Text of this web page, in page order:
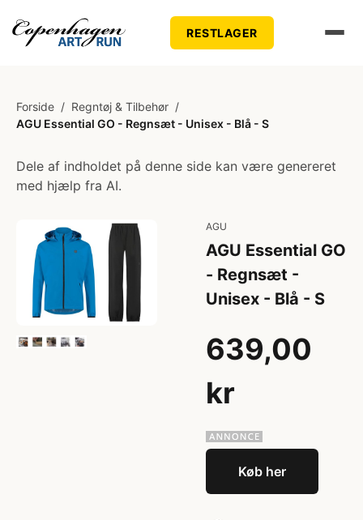
RESTLAGER
Forside / Regntøj & Tilbehør /
AGU Essential GO - Regnsæt - Unisex - Blå - S
Dele af indholdet på denne side kan være genereret
med hjælp fra AI.
AGU
AGU Essential GO
- Regnsæt -
Unisex - Blå - S
639,00
kr
Køb her